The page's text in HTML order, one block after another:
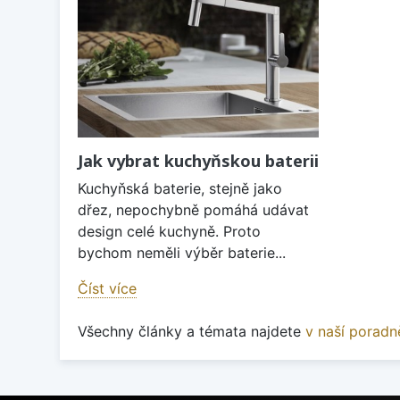
Jak vybrat kuchyňskou baterii
Kuchyňská baterie, stejně jako
dřez, nepochybně pomáhá udávat
design celé kuchyně. Proto
bychom neměli výběr baterie...
Číst více
Všechny články a témata najdete v naší